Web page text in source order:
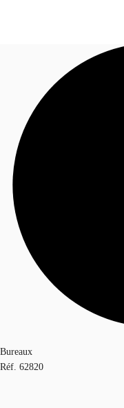
Blog
Données marchés
Appelez maintenant
Bureaux
Réf. 62820